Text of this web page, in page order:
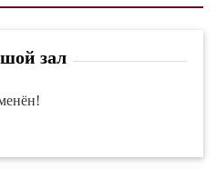
зал